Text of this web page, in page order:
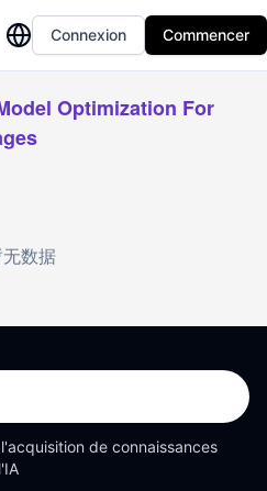
Connexion Commencer
Optimization For
数据
de connaissances